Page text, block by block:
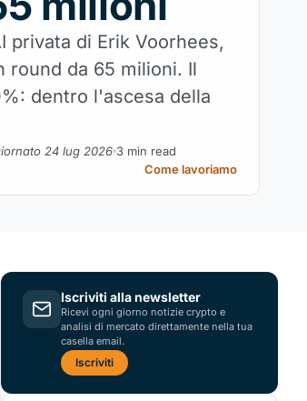
privata di Erik Voorhees,
round da 65 milioni. Il
dentro l'ascesa della
24 lug 2026 3 min read
Come lavoriamo
Iscriviti alla newsletter
Ricevi ogni giorno notizie crypto e
analisi di mercato direttamente nella tua
casella email.
Iscriviti